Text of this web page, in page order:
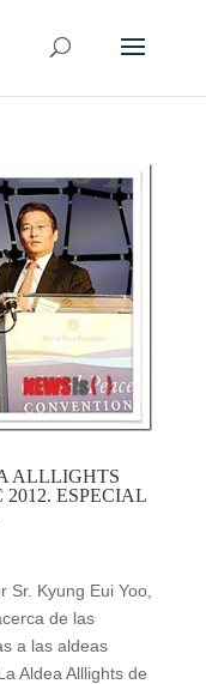
ALLLIGHTS
ESPECIAL
Sr. Kyung Eui Yoo,
de las
a las aldeas
Aldea Alllights de